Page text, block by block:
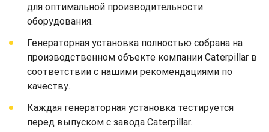
для оптимальной производительности
оборудования.
Генераторная установка полностью собрана на
производственном объекте компании Caterpillar в
соответствии с нашими рекомендациями по
качеству.
Каждая генераторная установка тестируется
перед выпуском с завода Caterpillar.